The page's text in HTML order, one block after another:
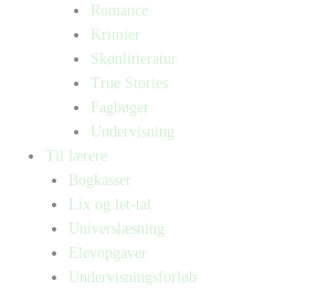
Romance
Krimier
Skønlitteratur
True Stories
Fagbøger
Undervisning
Til lærere
Bogkasser
Lix og let-tal
Universlæsning
Elevopgaver
Undervisningsforløb